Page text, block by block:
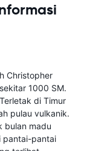
Christopher
1000 SM.
di Timur
pulau vulkanik.
bulan madu
pantai-pantai